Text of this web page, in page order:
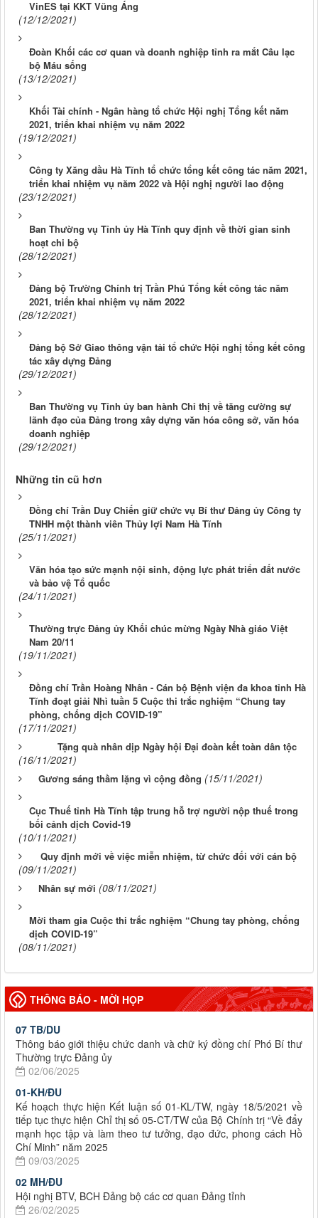
VinES tại KKT Vũng Áng
(12/12/2021)
Đoàn Khối các cơ quan và doanh nghiệp tỉnh ra mắt Câu lạc
bộ Máu sống
(13/12/2021)
Khối Tài chính - Ngân hàng tổ chức Hội nghị Tổng kết năm
2021, triển khai nhiệm vụ năm 2022
(19/12/2021)
Công ty Xăng dầu Hà Tĩnh tổ chức tổng kết công tác năm 2021,
triển khai nhiệm vụ năm 2022 và Hội nghị người lao động
(23/12/2021)
Ban Thường vụ Tỉnh ủy Hà Tĩnh quy định về thời gian sinh
hoạt chi bộ
(28/12/2021)
Đảng bộ Trường Chính trị Trần Phú Tổng kết công tác năm
2021, triển khai nhiệm vụ năm 2022
(28/12/2021)
Đảng bộ Sở Giao thông vận tải tổ chức Hội nghị tổng kết công
tác xây dựng Đảng
(29/12/2021)
Ban Thường vụ Tỉnh ủy ban hành Chỉ thị về tăng cường sự
lãnh đạo của Đảng trong xây dựng văn hóa công sở, văn hóa
doanh nghiệp
(29/12/2021)
Những tin cũ hơn
Đồng chí Trần Duy Chiến giữ chức vụ Bí thư Đảng ủy Công ty
TNHH một thành viên Thủy lợi Nam Hà Tĩnh
(25/11/2021)
Văn hóa tạo sức mạnh nội sinh, động lực phát triển đất nước
và bảo vệ Tổ quốc
(24/11/2021)
Thường trực Đảng ủy Khối chúc mừng Ngày Nhà giáo Việt
Nam 20/11
(19/11/2021)
Đồng chí Trần Hoàng Nhân - Cán bộ Bệnh viện đa khoa tỉnh Hà
Tĩnh đoạt giải Nhì tuần 5 Cuộc thi trắc nghiệm “Chung tay
phòng, chống dịch COVID-19”
(17/11/2021)
Tặng quà nhân dịp Ngày hội Đại đoàn kết toàn dân tộc
(16/11/2021)
Gương sáng thầm lặng vì cộng đồng (15/11/2021)
Cục Thuế tỉnh Hà Tĩnh tập trung hỗ trợ người nộp thuế trong
bối cảnh dịch Covid-19
(10/11/2021)
Quy định mới về việc miễn nhiệm, từ chức đối với cán bộ
(09/11/2021)
Nhân sự mới (08/11/2021)
Mời tham gia Cuộc thi trắc nghiệm “Chung tay phòng, chống
dịch COVID-19”
(08/11/2021)
THÔNG BÁO - MỜI HỌP
07 TB/DU
Thông báo giới thiệu chức danh và chữ ký đồng chí Phó Bí thư
Thường trực Đảng ủy
02/06/2025
01-KH/ĐU
Kế hoạch thực hiện Kết luận số 01-KL/TW, ngày 18/5/2021 về
tiếp tục thực hiện Chỉ thị số 05-CT/TW của Bộ Chính trị “Về đẩy
mạnh học tập và làm theo tư tưởng, đạo đức, phong cách Hồ
Chí Minh” năm 2025
09/03/2025
02 MH/ĐU
Hội nghị BTV, BCH Đảng bộ các cơ quan Đảng tỉnh
26/02/2025